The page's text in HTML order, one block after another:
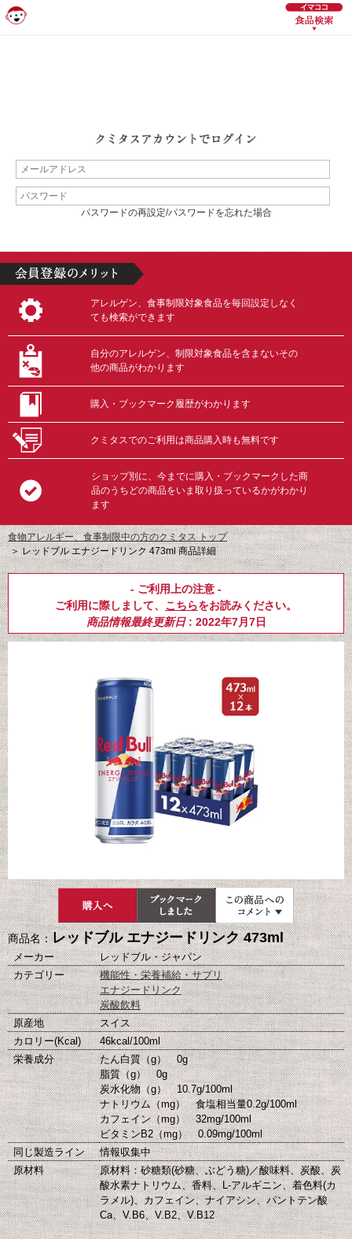
パスワードの再設定/パスワードを忘れた場合
アレルゲン、食事制限対象食品を毎回設定しなく
ても検索ができます
自分のアレルゲン、制限対象食品を含まないその
他の商品がわかります
購入・ブックマーク履歴がわかります
クミタスでのご利用は商品購入時も無料です
ショップ別に、今までに購入・ブックマークした商
品のうちどの商品をいま取り扱っているかがわかり
ます
食物アレルギー、食事制限中の方のクミタス トップ
＞レッドブル エナジードリンク 473ml 商品詳細
- ご利用上の注意 -
ご利用に際しまして、 こちらをお読みください。
商品情報最終更新日: 2022年7月7日
商品名：レッドブル エナジードリンク 473ml
メーカー
レッドブル・ジャパン
カテゴリー
機能性・栄養補給・サプリ
エナジードリンク
炭酸飲料
原産地
スイス
カロリー(Kcal)
46kcal/100ml
栄養成分
たん白質（g） 0g
脂質（g） 0g
炭水化物（g） 10.7g/100ml
ナトリウム（mg） 食塩相当量0.2g/100ml
カフェイン（mg） 32mg/100ml
ビタミンB2（mg） 0.09mg/100ml
同じ製造ライン
情報収集中
原材料
原材料：砂糖類(砂糖、ぶどう糖)／酸味料、炭酸、炭
酸水素ナトリウム、香料、L-アルギニン、着色料(カ
ラメル)、カフェイン、ナイアシン、パントテン酸
Ca、V.B6、V.B2、V.B12